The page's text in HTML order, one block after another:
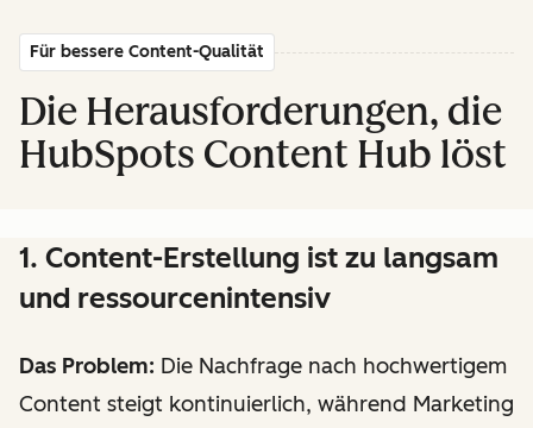
Für bessere Content-Qualität
Die Herausforderungen, die
HubSpots Content Hub löst
1. Content-Erstellung ist zu langsam
und ressourcenintensiv
Das Problem: Die Nachfrage nach hochwertigem
Content steigt kontinuierlich, während Marketing